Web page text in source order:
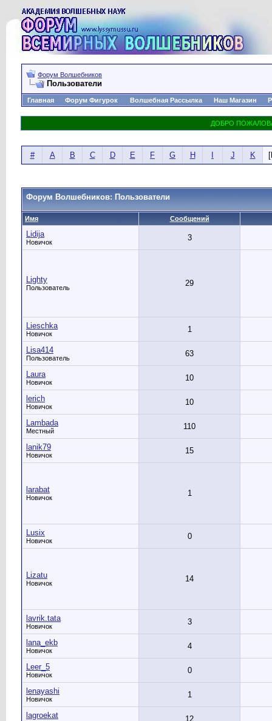
Форум Волшебников
Пользователи
Главная Форум Фигурок Волшебная Рассылка Наш Магазин
# A B C D E F G H J K [
Форум Волшебников: Пользователи
Имя Сообщений
Lidija
Новичок 3
Lighty
Пользователь 29
Lieschka
Новичок 1
Lisa414
Пользователь 63
Laura
Новичок 10
lerich
Новичок 10
Lambada
Местный 110
lanik79
Новичок 15
larabat
Новичок 1
Lusix
Новичок 0
Lizatu
Новичок 14
lavrik.tata
Новичок 3
lana_ekb
Новичок 4
Leer_5
Новичок 0
lenayashi
Новичок 1
lagroekat 12